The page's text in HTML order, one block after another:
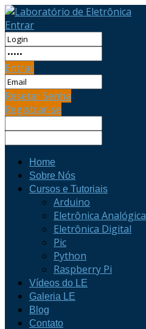
Entrar
Entrar
Resetar Senha
Registrar-se
Home
Sobre Nós
Cursos e Tutoriais
Arduino
Eletrônica Analógica
Eletrônica Digital
Pic
Python
Raspberry Pi
Vídeos do LE
Galeria LE
Blog
Contato